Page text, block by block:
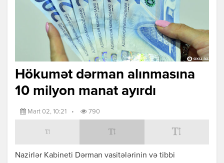
Hökumət dərman alınmasına
10 milyon manat ayırdı
Mart 02, 10:21 • 790
Nazirlər Kabineti Dərman vasitələrinin və tibbi